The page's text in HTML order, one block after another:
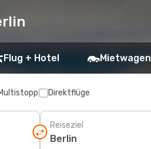
Flug + Hotel Mietwagen
Direktflüge
Reiseziel